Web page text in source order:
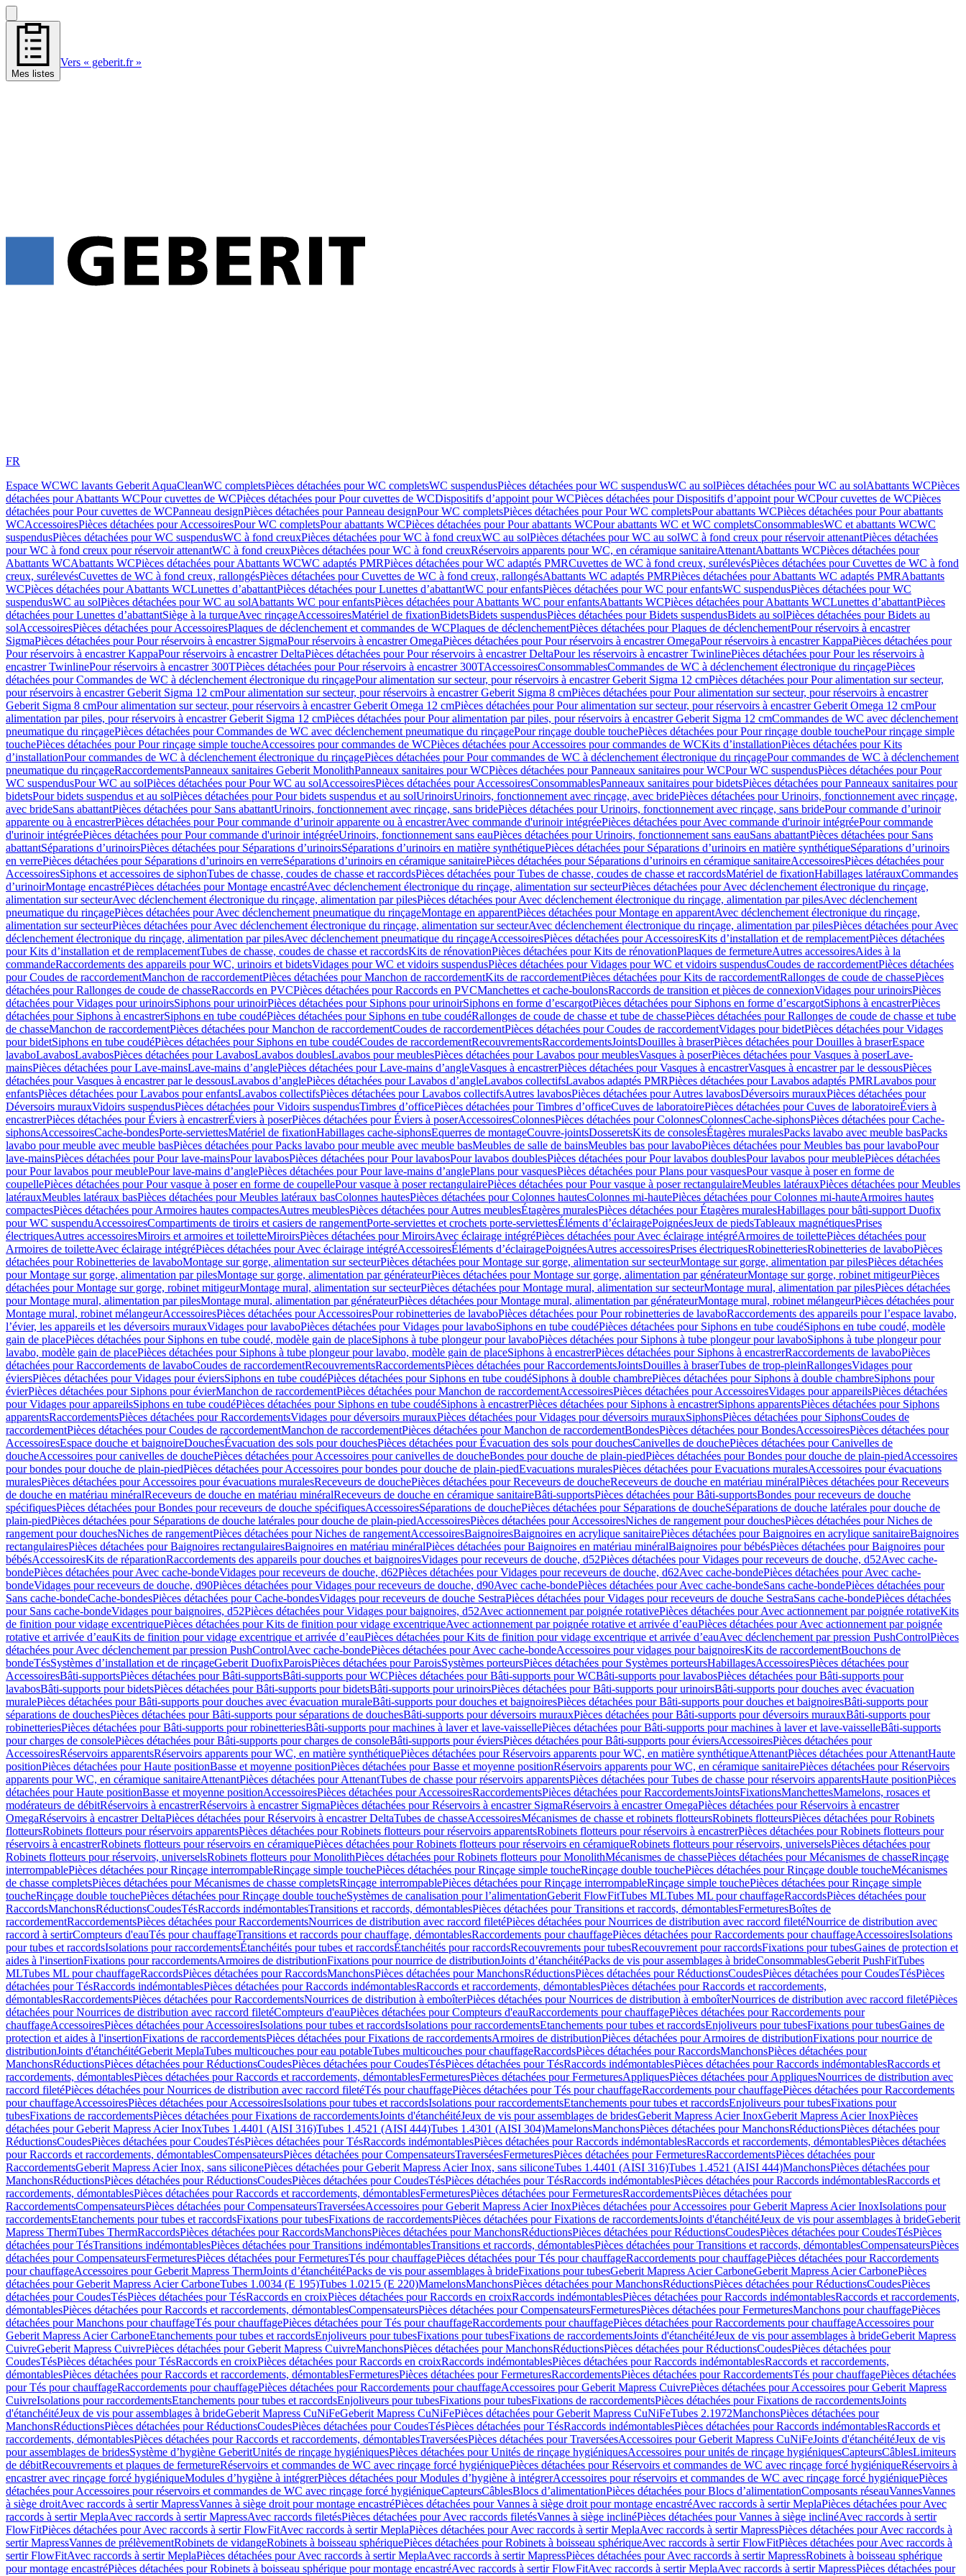
Mes listes
Vers « geberit.fr »
FR
Espace WCWC lavants Geberit AquaCleanWC completsPièces détachées pour WC completsWC suspendusPièces détachées pour WC suspendusWC au solPièces détachées pour WC au solAbattants WCPièces
détachées pour Abattants WCPour cuvettes de WCPièces détachées pour Pour cuvettes de WCDispositifs d’appoint pour WCPièces détachées pour Dispositifs d’appoint pour WCPour cuvettes de WCPièces
détachées pour Pour cuvettes de WCPanneau designPièces détachées pour Panneau designPour WC completsPièces détachées pour Pour WC completsPour abattants WCPièces détachées pour Pour abattants
WCAccessoiresPièces détachées pour AccessoiresPour WC completsPour abattants WCPièces détachées pour Pour abattants WCPour abattants WC et WC completsConsommablesWC et abattants WCWC
suspendusPièces détachées pour WC suspendusWC à fond creuxPièces détachées pour WC à fond creuxWC au solPièces détachées pour WC au solWC à fond creux pour réservoir attenantPièces détachées
pour WC à fond creux pour réservoir attenantWC à fond creuxPièces détachées pour WC à fond creuxRéservoirs apparents pour WC, en céramique sanitaireAttenantAbattants WCPièces détachées pour
Abattants WCAbattants WCPièces détachées pour Abattants WCWC adaptés PMRPièces détachées pour WC adaptés PMRCuvettes de WC à fond creux, surélevésPièces détachées pour Cuvettes de WC à fond
creux, surélevésCuvettes de WC à fond creux, rallongésPièces détachées pour Cuvettes de WC à fond creux, rallongésAbattants WC adaptés PMRPièces détachées pour Abattants WC adaptés PMRAbattants
WCPièces détachées pour Abattants WCLunettes d’abattantPièces détachées pour Lunettes d’abattantWC pour enfantsPièces détachées pour WC pour enfantsWC suspendusPièces détachées pour WC
suspendusWC au solPièces détachées pour WC au solAbattants WC pour enfantsPièces détachées pour Abattants WC pour enfantsAbattants WCPièces détachées pour Abattants WCLunettes d’abattantPièces
détachées pour Lunettes d’abattantSiège à la turqueAvec rinçageAccessoiresMatériel de fixationBidetsBidets suspendusPièces détachées pour Bidets suspendusBidets au solPièces détachées pour Bidets au
solAccessoiresPièces détachées pour AccessoiresPlaques de déclenchement et commandes de WCPlaques de déclenchementPièces détachées pour Plaques de déclenchementPour réservoirs à encastrer
SigmaPièces détachées pour Pour réservoirs à encastrer SigmaPour réservoirs à encastrer OmegaPièces détachées pour Pour réservoirs à encastrer OmegaPour réservoirs à encastrer KappaPièces détachées pour
Pour réservoirs à encastrer KappaPour réservoirs à encastrer DeltaPièces détachées pour Pour réservoirs à encastrer DeltaPour les réservoirs à encastrer TwinlinePièces détachées pour Pour les réservoirs à
encastrer TwinlinePour réservoirs à encastrer 300TPièces détachées pour Pour réservoirs à encastrer 300TAccessoiresConsommablesCommandes de WC à déclenchement électronique du rinçagePièces
détachées pour Commandes de WC à déclenchement électronique du rinçagePour alimentation sur secteur, pour réservoirs à encastrer Geberit Sigma 12 cmPièces détachées pour Pour alimentation sur secteur,
pour réservoirs à encastrer Geberit Sigma 12 cmPour alimentation sur secteur, pour réservoirs à encastrer Geberit Sigma 8 cmPièces détachées pour Pour alimentation sur secteur, pour réservoirs à encastrer
Geberit Sigma 8 cmPour alimentation sur secteur, pour réservoirs à encastrer Geberit Omega 12 cmPièces détachées pour Pour alimentation sur secteur, pour réservoirs à encastrer Geberit Omega 12 cmPour
alimentation par piles, pour réservoirs à encastrer Geberit Sigma 12 cmPièces détachées pour Pour alimentation par piles, pour réservoirs à encastrer Geberit Sigma 12 cmCommandes de WC avec déclenchement
pneumatique du rinçagePièces détachées pour Commandes de WC avec déclenchement pneumatique du rinçagePour rinçage double touchePièces détachées pour Pour rinçage double touchePour rinçage simple
touchePièces détachées pour Pour rinçage simple toucheAccessoires pour commandes de WCPièces détachées pour Accessoires pour commandes de WCKits d’installationPièces détachées pour Kits
d’installationPour commandes de WC à déclenchement électronique du rinçagePièces détachées pour Pour commandes de WC à déclenchement électronique du rinçagePour commandes de WC à déclenchement
pneumatique du rinçageRaccordementsPanneaux sanitaires Geberit MonolithPanneaux sanitaires pour WCPièces détachées pour Panneaux sanitaires pour WCPour WC suspendusPièces détachées pour Pour
WC suspendusPour WC au solPièces détachées pour Pour WC au solAccessoiresPièces détachées pour AccessoiresConsommablesPanneaux sanitaires pour bidetsPièces détachées pour Panneaux sanitaires pour
bidetsPour bidets suspendus et au solPièces détachées pour Pour bidets suspendus et au solUrinoirsUrinoirs, fonctionnement avec rinçage, avec bridePièces détachées pour Urinoirs, fonctionnement avec rinçage,
avec brideSans abattantPièces détachées pour Sans abattantUrinoirs, fonctionnement avec rinçage, sans bridePièces détachées pour Urinoirs, fonctionnement avec rinçage, sans bridePour commande d’urinoir
apparente ou à encastrerPièces détachées pour Pour commande d’urinoir apparente ou à encastrerAvec commande d'urinoir intégréePièces détachées pour Avec commande d'urinoir intégréePour commande
d'urinoir intégréePièces détachées pour Pour commande d'urinoir intégréeUrinoirs, fonctionnement sans eauPièces détachées pour Urinoirs, fonctionnement sans eauSans abattantPièces détachées pour Sans
abattantSéparations d’urinoirsPièces détachées pour Séparations d’urinoirsSéparations d’urinoirs en matière synthétiquePièces détachées pour Séparations d’urinoirs en matière synthétiqueSéparations d’urinoirs
en verrePièces détachées pour Séparations d’urinoirs en verreSéparations d’urinoirs en céramique sanitairePièces détachées pour Séparations d’urinoirs en céramique sanitaireAccessoiresPièces détachées pour
AccessoiresSiphons et accessoires de siphonTubes de chasse, coudes de chasse et raccordsPièces détachées pour Tubes de chasse, coudes de chasse et raccordsMatériel de fixationHabillages latérauxCommandes
dʼurinoirMontage encastréPièces détachées pour Montage encastréAvec déclenchement électronique du rinçage, alimentation sur secteurPièces détachées pour Avec déclenchement électronique du rinçage,
alimentation sur secteurAvec déclenchement électronique du rinçage, alimentation par pilesPièces détachées pour Avec déclenchement électronique du rinçage, alimentation par pilesAvec déclenchement
pneumatique du rinçagePièces détachées pour Avec déclenchement pneumatique du rinçageMontage en apparentPièces détachées pour Montage en apparentAvec déclenchement électronique du rinçage,
alimentation sur secteurPièces détachées pour Avec déclenchement électronique du rinçage, alimentation sur secteurAvec déclenchement électronique du rinçage, alimentation par pilesPièces détachées pour Avec
déclenchement électronique du rinçage, alimentation par pilesAvec déclenchement pneumatique du rinçageAccessoiresPièces détachées pour AccessoiresKits d’installation et de remplacementPièces détachées
pour Kits d’installation et de remplacementTubes de chasse, coudes de chasse et raccordsKits de rénovationPièces détachées pour Kits de rénovationPlaques de fermetureAutres accessoiresAides à la
commandeRaccordements des appareils pour WC, urinoirs et bidetsVidages pour WC et vidoirs suspendusPièces détachées pour Vidages pour WC et vidoirs suspendusCoudes de raccordementPièces détachées
pour Coudes de raccordementManchon de raccordementPièces détachées pour Manchon de raccordementKits de raccordementPièces détachées pour Kits de raccordementRallonges de coude de chassePièces
détachées pour Rallonges de coude de chasseRaccords en PVCPièces détachées pour Raccords en PVCManchettes et cache-boulonsRaccords de transition et pièces de connexionVidages pour urinoirsPièces
détachées pour Vidages pour urinoirsSiphons pour urinoirPièces détachées pour Siphons pour urinoirSiphons en forme d’escargotPièces détachées pour Siphons en forme d’escargotSiphons à encastrerPièces
détachées pour Siphons à encastrerSiphons en tube coudéPièces détachées pour Siphons en tube coudéRallonges de coude de chasse et tube de chassePièces détachées pour Rallonges de coude de chasse et tube
de chasseManchon de raccordementPièces détachées pour Manchon de raccordementCoudes de raccordementPièces détachées pour Coudes de raccordementVidages pour bidetPièces détachées pour Vidages
pour bidetSiphons en tube coudéPièces détachées pour Siphons en tube coudéCoudes de raccordementRecouvrementsRaccordementsJointsDouilles à braserPièces détachées pour Douilles à braserEspace
lavaboLavabosLavabosPièces détachées pour LavabosLavabos doublesLavabos pour meublesPièces détachées pour Lavabos pour meublesVasques à poserPièces détachées pour Vasques à poserLave-
mainsPièces détachées pour Lave-mainsLave-mains d’anglePièces détachées pour Lave-mains d’angleVasques à encastrerPièces détachées pour Vasques à encastrerVasques à encastrer par le dessousPièces
détachées pour Vasques à encastrer par le dessousLavabos d’anglePièces détachées pour Lavabos d’angleLavabos collectifsLavabos adaptés PMRPièces détachées pour Lavabos adaptés PMRLavabos pour
enfantsPièces détachées pour Lavabos pour enfantsLavabos collectifsPièces détachées pour Lavabos collectifsAutres lavabosPièces détachées pour Autres lavabosDéversoirs murauxPièces détachées pour
Déversoirs murauxVidoirs suspendusPièces détachées pour Vidoirs suspendusTimbres dʼofficePièces détachées pour Timbres dʼofficeCuves de laboratoirePièces détachées pour Cuves de laboratoireÉviers à
encastrerPièces détachées pour Éviers à encastrerÉviers à poserPièces détachées pour Éviers à poserAccessoiresColonnesPièces détachées pour ColonnesColonnesCache-siphonsPièces détachées pour Cache-
siphonsAccessoiresCache-bondesPorte-serviettesMatériel de fixationHabillages cache-siphonsEquerres de montageCouvre-jointsDosseretsKits de consolesÉtagères muralesPacks lavabo avec meuble basPacks
lavabo pour meuble avec meuble basPièces détachées pour Packs lavabo pour meuble avec meuble basMeubles de salle de bainsMeubles bas pour lavaboPièces détachées pour Meubles bas pour lavaboPour
lave-mainsPièces détachées pour Pour lave-mainsPour lavabosPièces détachées pour Pour lavabosPour lavabos doublesPièces détachées pour Pour lavabos doublesPour lavabos pour meublePièces détachées
pour Pour lavabos pour meublePour lave-mains d’anglePièces détachées pour Pour lave-mains d’anglePlans pour vasquesPièces détachées pour Plans pour vasquesPour vasque à poser en forme de
coupellePièces détachées pour Pour vasque à poser en forme de coupellePour vasque à poser rectangulairePièces détachées pour Pour vasque à poser rectangulaireMeubles latérauxPièces détachées pour Meubles
latérauxMeubles latéraux basPièces détachées pour Meubles latéraux basColonnes hautesPièces détachées pour Colonnes hautesColonnes mi-hautePièces détachées pour Colonnes mi-hauteArmoires hautes
compactesPièces détachées pour Armoires hautes compactesAutres meublesPièces détachées pour Autres meublesÉtagères muralesPièces détachées pour Étagères muralesHabillages pour bâti-support Duofix
pour WC suspenduAccessoiresCompartiments de tiroirs et casiers de rangementPorte-serviettes et crochets porte-serviettesÉléments d’éclairagePoignéesJeux de piedsTableaux magnétiquesPrises
électriquesAutres accessoiresMiroirs et armoires et toiletteMiroirsPièces détachées pour MiroirsAvec éclairage intégréPièces détachées pour Avec éclairage intégréArmoires de toilettePièces détachées pour
Armoires de toiletteAvec éclairage intégréPièces détachées pour Avec éclairage intégréAccessoiresÉléments d’éclairagePoignéesAutres accessoiresPrises électriquesRobinetteriesRobinetteries de lavaboPièces
détachées pour Robinetteries de lavaboMontage sur gorge, alimentation sur secteurPièces détachées pour Montage sur gorge, alimentation sur secteurMontage sur gorge, alimentation par pilesPièces détachées
pour Montage sur gorge, alimentation par pilesMontage sur gorge, alimentation par générateurPièces détachées pour Montage sur gorge, alimentation par générateurMontage sur gorge, robinet mitigeurPièces
détachées pour Montage sur gorge, robinet mitigeurMontage mural, alimentation sur secteurPièces détachées pour Montage mural, alimentation sur secteurMontage mural, alimentation par pilesPièces détachées
pour Montage mural, alimentation par pilesMontage mural, alimentation par générateurPièces détachées pour Montage mural, alimentation par générateurMontage mural, robinet mélangeurPièces détachées pour
Montage mural, robinet mélangeurAccessoiresPièces détachées pour AccessoiresPour robinetteries de lavaboPièces détachées pour Pour robinetteries de lavaboRaccordements des appareils pour l’espace lavabo,
l’évier, les appareils et les déversoirs murauxVidages pour lavaboPièces détachées pour Vidages pour lavaboSiphons en tube coudéPièces détachées pour Siphons en tube coudéSiphons en tube coudé, modèle
gain de placePièces détachées pour Siphons en tube coudé, modèle gain de placeSiphons à tube plongeur pour lavaboPièces détachées pour Siphons à tube plongeur pour lavaboSiphons à tube plongeur pour
lavabo, modèle gain de placePièces détachées pour Siphons à tube plongeur pour lavabo, modèle gain de placeSiphons à encastrerPièces détachées pour Siphons à encastrerRaccordements de lavaboPièces
détachées pour Raccordements de lavaboCoudes de raccordementRecouvrementsRaccordementsPièces détachées pour RaccordementsJointsDouilles à braserTubes de trop-pleinRallongesVidages pour
éviersPièces détachées pour Vidages pour éviersSiphons en tube coudéPièces détachées pour Siphons en tube coudéSiphons à double chambrePièces détachées pour Siphons à double chambreSiphons pour
évierPièces détachées pour Siphons pour évierManchon de raccordementPièces détachées pour Manchon de raccordementAccessoiresPièces détachées pour AccessoiresVidages pour appareilsPièces détachées
pour Vidages pour appareilsSiphons en tube coudéPièces détachées pour Siphons en tube coudéSiphons à encastrerPièces détachées pour Siphons à encastrerSiphons apparentsPièces détachées pour Siphons
apparentsRaccordementsPièces détachées pour RaccordementsVidages pour déversoirs murauxPièces détachées pour Vidages pour déversoirs murauxSiphonsPièces détachées pour SiphonsCoudes de
raccordementPièces détachées pour Coudes de raccordementManchon de raccordementPièces détachées pour Manchon de raccordementBondesPièces détachées pour BondesAccessoiresPièces détachées pour
AccessoiresEspace douche et baignoireDouchesÉvacuation des sols pour douchesPièces détachées pour Évacuation des sols pour douchesCanivelles de douchePièces détachées pour Canivelles de
doucheAccessoires pour canivelles de douchePièces détachées pour Accessoires pour canivelles de doucheBondes pour douche de plain-piedPièces détachées pour Bondes pour douche de plain-piedAccessoires
pour bondes pour douche de plain-piedPièces détachées pour Accessoires pour bondes pour douche de plain-piedEvacuations muralesPièces détachées pour Evacuations muralesAccessoires pour évacuations
muralesPièces détachées pour Accessoires pour évacuations muralesReceveurs de douchePièces détachées pour Receveurs de doucheReceveurs de douche en matériau minéralPièces détachées pour Receveurs
de douche en matériau minéralReceveurs de douche en matériau minéralReceveurs de douche en céramique sanitaireBâti-supportsPièces détachées pour Bâti-supportsBondes pour receveurs de douche
spécifiquesPièces détachées pour Bondes pour receveurs de douche spécifiquesAccessoiresSéparations de douchePièces détachées pour Séparations de doucheSéparations de douche latérales pour douche de
plain-piedPièces détachées pour Séparations de douche latérales pour douche de plain-piedAccessoiresPièces détachées pour AccessoiresNiches de rangement pour douchesPièces détachées pour Niches de
rangement pour douchesNiches de rangementPièces détachées pour Niches de rangementAccessoiresBaignoiresBaignoires en acrylique sanitairePièces détachées pour Baignoires en acrylique sanitaireBaignoires
rectangulairesPièces détachées pour Baignoires rectangulairesBaignoires en matériau minéralPièces détachées pour Baignoires en matériau minéralBaignoires pour bébésPièces détachées pour Baignoires pour
bébésAccessoiresKits de réparationRaccordements des appareils pour douches et baignoiresVidages pour receveurs de douche, d52Pièces détachées pour Vidages pour receveurs de douche, d52Avec cache-
bondePièces détachées pour Avec cache-bondeVidages pour receveurs de douche, d62Pièces détachées pour Vidages pour receveurs de douche, d62Avec cache-bondePièces détachées pour Avec cache-
bondeVidages pour receveurs de douche, d90Pièces détachées pour Vidages pour receveurs de douche, d90Avec cache-bondePièces détachées pour Avec cache-bondeSans cache-bondePièces détachées pour
Sans cache-bondeCache-bondesPièces détachées pour Cache-bondesVidages pour receveurs de douche SestraPièces détachées pour Vidages pour receveurs de douche SestraSans cache-bondePièces détachées
pour Sans cache-bondeVidages pour baignoires, d52Pièces détachées pour Vidages pour baignoires, d52Avec actionnement par poignée rotativePièces détachées pour Avec actionnement par poignée rotativeKits
de finition pour vidage excentriquePièces détachées pour Kits de finition pour vidage excentriqueAvec actionnement par poignée rotative et arrivée d’eauPièces détachées pour Avec actionnement par poignée
rotative et arrivée d’eauKits de finition pour vidage excentrique et arrivée d’eauPièces détachées pour Kits de finition pour vidage excentrique et arrivée d’eauAvec déclenchement par pression PushControlPièces
détachées pour Avec déclenchement par pression PushControlAvec cache-bondePièces détachées pour Avec cache-bondeAccessoires pour vidages pour baignoiresKits de raccordementBouchons de
bondeTésSystèmes d’installation et de rinçageGeberit DuofixParoisPièces détachées pour ParoisSystèmes porteursPièces détachées pour Systèmes porteursHabillagesAccessoiresPièces détachées pour
AccessoiresBâti-supportsPièces détachées pour Bâti-supportsBâti-supports pour WCPièces détachées pour Bâti-supports pour WCBâti-supports pour lavabosPièces détachées pour Bâti-supports pour
lavabosBâti-supports pour bidetsPièces détachées pour Bâti-supports pour bidetsBâti-supports pour urinoirsPièces détachées pour Bâti-supports pour urinoirsBâti-supports pour douches avec évacuation
muralePièces détachées pour Bâti-supports pour douches avec évacuation muraleBâti-supports pour douches et baignoiresPièces détachées pour Bâti-supports pour douches et baignoiresBâti-supports pour
séparations de douchesPièces détachées pour Bâti-supports pour séparations de douchesBâti-supports pour déversoirs murauxPièces détachées pour Bâti-supports pour déversoirs murauxBâti-supports pour
robinetteriesPièces détachées pour Bâti-supports pour robinetteriesBâti-supports pour machines à laver et lave-vaissellePièces détachées pour Bâti-supports pour machines à laver et lave-vaisselleBâti-supports
pour charges de consolePièces détachées pour Bâti-supports pour charges de consoleBâti-supports pour éviersPièces détachées pour Bâti-supports pour éviersAccessoiresPièces détachées pour
AccessoiresRéservoirs apparentsRéservoirs apparents pour WC, en matière synthétiquePièces détachées pour Réservoirs apparents pour WC, en matière synthétiqueAttenantPièces détachées pour AttenantHaute
positionPièces détachées pour Haute positionBasse et moyenne positionPièces détachées pour Basse et moyenne positionRéservoirs apparents pour WC, en céramique sanitairePièces détachées pour Réservoirs
apparents pour WC, en céramique sanitaireAttenantPièces détachées pour AttenantTubes de chasse pour réservoirs apparentsPièces détachées pour Tubes de chasse pour réservoirs apparentsHaute positionPièces
détachées pour Haute positionBasse et moyenne positionAccessoiresPièces détachées pour AccessoiresRaccordementsPièces détachées pour RaccordementsJointsFixationsManchettesMamelons, rosaces et
modérateurs de débitRéservoirs à encastrerRéservoirs à encastrer SigmaPièces détachées pour Réservoirs à encastrer SigmaRéservoirs à encastrer OmegaPièces détachées pour Réservoirs à encastrer
OmegaRéservoirs à encastrer DeltaPièces détachées pour Réservoirs à encastrer DeltaTubes de chasseAccessoiresMécanismes de chasse et robinets flotteursRobinets flotteursPièces détachées pour Robinets
flotteursRobinets flotteurs pour réservoirs apparentsPièces détachées pour Robinets flotteurs pour réservoirs apparentsRobinets flotteurs pour réservoirs à encastrerPièces détachées pour Robinets flotteurs pour
réservoirs à encastrerRobinets flotteurs pour réservoirs en céramiquePièces détachées pour Robinets flotteurs pour réservoirs en céramiqueRobinets flotteurs pour réservoirs, universelsPièces détachées pour
Robinets flotteurs pour réservoirs, universelsRobinets flotteurs pour MonolithPièces détachées pour Robinets flotteurs pour MonolithMécanismes de chassePièces détachées pour Mécanismes de chasseRinçage
interrompablePièces détachées pour Rinçage interrompableRinçage simple touchePièces détachées pour Rinçage simple toucheRinçage double touchePièces détachées pour Rinçage double toucheMécanismes
de chasse completsPièces détachées pour Mécanismes de chasse completsRinçage interrompablePièces détachées pour Rinçage interrompableRinçage simple touchePièces détachées pour Rinçage simple
toucheRinçage double touchePièces détachées pour Rinçage double toucheSystèmes de canalisation pour l’alimentationGeberit FlowFitTubes MLTubes ML pour chauffageRaccordsPièces détachées pour
RaccordsManchonsRéductionsCoudesTésRaccords indémontablesTransitions et raccords, démontablesPièces détachées pour Transitions et raccords, démontablesFermeturesBoîtes de
raccordementRaccordementsPièces détachées pour RaccordementsNourrices de distribution avec raccord filetéPièces détachées pour Nourrices de distribution avec raccord filetéNourrice de distribution avec
raccord à sertirCompteurs d'eauTés pour chauffageTransitions et raccords pour chauffage, démontablesRaccordements pour chauffagePièces détachées pour Raccordements pour chauffageAccessoiresIsolations
pour tubes et raccordsIsolations pour raccordementsÉtanchéités pour tubes et raccordsÉtanchéités pour raccordsRecouvrements pour tubesRecouvrement pour raccordsFixations pour tubesGaines de protection et
aides à l'insertionFixations pour raccordementsArmoires de distributionFixations pour nourrice de distributionJoints d’étanchéitéPacks de vis pour assemblages à brideConsommablesGeberit PushFitTubes
MLTubes ML pour chauffageRaccordsPièces détachées pour RaccordsManchonsPièces détachées pour ManchonsRéductionsPièces détachées pour RéductionsCoudesPièces détachées pour CoudesTésPièces
détachées pour TésRaccords indémontablesPièces détachées pour Raccords indémontablesRaccords et raccordements, démontablesPièces détachées pour Raccords et raccordements,
démontablesRaccordementsPièces détachées pour RaccordementsNourrices de distribution à emboîterPièces détachées pour Nourrices de distribution à emboîterNourrices de distribution avec raccord filetéPièces
détachées pour Nourrices de distribution avec raccord filetéCompteurs d'eauPièces détachées pour Compteurs d'eauRaccordements pour chauffagePièces détachées pour Raccordements pour
chauffageAccessoiresPièces détachées pour AccessoiresIsolations pour tubes et raccordsIsolations pour raccordementsEtanchements pour tubes et raccordsEnjoliveurs pour tubesFixations pour tubesGaines de
protection et aides à l'insertionFixations de raccordementsPièces détachées pour Fixations de raccordementsArmoires de distributionPièces détachées pour Armoires de distributionFixations pour nourrice de
distributionJoints d'étanchéitéGeberit MeplaTubes multicouches pour eau potableTubes multicouches pour chauffageRaccordsPièces détachées pour RaccordsManchonsPièces détachées pour
ManchonsRéductionsPièces détachées pour RéductionsCoudesPièces détachées pour CoudesTésPièces détachées pour TésRaccords indémontablesPièces détachées pour Raccords indémontablesRaccords et
raccordements, démontablesPièces détachées pour Raccords et raccordements, démontablesFermeturesPièces détachées pour FermeturesAppliquesPièces détachées pour AppliquesNourrices de distribution avec
raccord filetéPièces détachées pour Nourrices de distribution avec raccord filetéTés pour chauffagePièces détachées pour Tés pour chauffageRaccordements pour chauffagePièces détachées pour Raccordements
pour chauffageAccessoiresPièces détachées pour AccessoiresIsolations pour tubes et raccordsIsolations pour raccordementsEtanchements pour tubes et raccordsEnjoliveurs pour tubesFixations pour
tubesFixations de raccordementsPièces détachées pour Fixations de raccordementsJoints d'étanchéitéJeux de vis pour assemblages de bridesGeberit Mapress Acier InoxGeberit Mapress Acier InoxPièces
détachées pour Geberit Mapress Acier InoxTubes 1.4401 (AISI 316)Tubes 1.4521 (AISI 444)Tubes 1.4301 (AISI 304)MamelonsManchonsPièces détachées pour ManchonsRéductionsPièces détachées pour
RéductionsCoudesPièces détachées pour CoudesTésPièces détachées pour TésRaccords indémontablesPièces détachées pour Raccords indémontablesRaccords et raccordements, démontablesPièces détachées
pour Raccords et raccordements, démontablesCompensateursPièces détachées pour CompensateursTraverséesFermeturesPièces détachées pour FermeturesRaccordementsPièces détachées pour
RaccordementsGeberit Mapress Acier Inox, sans siliconePièces détachées pour Geberit Mapress Acier Inox, sans siliconeTubes 1.4401 (AISI 316)Tubes 1.4521 (AISI 444)ManchonsPièces détachées pour
ManchonsRéductionsPièces détachées pour RéductionsCoudesPièces détachées pour CoudesTésPièces détachées pour TésRaccords indémontablesPièces détachées pour Raccords indémontablesRaccords et
raccordements, démontablesPièces détachées pour Raccords et raccordements, démontablesFermeturesPièces détachées pour FermeturesRaccordementsPièces détachées pour
RaccordementsCompensateursPièces détachées pour CompensateursTraverséesAccessoires pour Geberit Mapress Acier InoxPièces détachées pour Accessoires pour Geberit Mapress Acier InoxIsolations pour
raccordementsEtanchements pour tubes et raccordsFixations pour tubesFixations de raccordementsPièces détachées pour Fixations de raccordementsJoints d'étanchéitéJeux de vis pour assemblages à brideGeberit
Mapress ThermTubes ThermRaccordsPièces détachées pour RaccordsManchonsPièces détachées pour ManchonsRéductionsPièces détachées pour RéductionsCoudesPièces détachées pour CoudesTésPièces
détachées pour TésTransitions indémontablesPièces détachées pour Transitions indémontablesTransitions et raccords, démontablesPièces détachées pour Transitions et raccords, démontablesCompensateursPièces
détachées pour CompensateursFermeturesPièces détachées pour FermeturesTés pour chauffagePièces détachées pour Tés pour chauffageRaccordements pour chauffagePièces détachées pour Raccordements
pour chauffageAccessoires pour Geberit Mapress ThermJoints d’étanchéitéPacks de vis pour assemblages à brideFixations pour tubesGeberit Mapress Acier CarboneGeberit Mapress Acier CarbonePièces
détachées pour Geberit Mapress Acier CarboneTubes 1.0034 (E 195)Tubes 1.0215 (E 220)MamelonsManchonsPièces détachées pour ManchonsRéductionsPièces détachées pour RéductionsCoudesPièces
détachées pour CoudesTésPièces détachées pour TésRaccords en croixPièces détachées pour Raccords en croixRaccords indémontablesPièces détachées pour Raccords indémontablesRaccords et raccordements,
démontablesPièces détachées pour Raccords et raccordements, démontablesCompensateursPièces détachées pour CompensateursFermeturesPièces détachées pour FermeturesManchons pour chauffagePièces
détachées pour Manchons pour chauffageTés pour chauffagePièces détachées pour Tés pour chauffageRaccordements pour chauffagePièces détachées pour Raccordements pour chauffageAccessoires pour
Geberit Mapress Acier CarboneEtanchements pour tubes et raccordsEnjoliveurs pour tubesFixations pour tubesFixations de raccordementsJoints d'étanchéitéJeux de vis pour assemblages à brideGeberit Mapress
CuivreGeberit Mapress CuivrePièces détachées pour Geberit Mapress CuivreManchonsPièces détachées pour ManchonsRéductionsPièces détachées pour RéductionsCoudesPièces détachées pour
CoudesTésPièces détachées pour TésRaccords en croixPièces détachées pour Raccords en croixRaccords indémontablesPièces détachées pour Raccords indémontablesRaccords et raccordements,
démontablesPièces détachées pour Raccords et raccordements, démontablesFermeturesPièces détachées pour FermeturesRaccordementsPièces détachées pour RaccordementsTés pour chauffagePièces détachées
pour Tés pour chauffageRaccordements pour chauffagePièces détachées pour Raccordements pour chauffageAccessoires pour Geberit Mapress CuivrePièces détachées pour Accessoires pour Geberit Mapress
CuivreIsolations pour raccordementsEtanchements pour tubes et raccordsEnjoliveurs pour tubesFixations pour tubesFixations de raccordementsPièces détachées pour Fixations de raccordementsJoints
d'étanchéitéJeux de vis pour assemblages à brideGeberit Mapress CuNiFeGeberit Mapress CuNiFePièces détachées pour Geberit Mapress CuNiFeTubes 2.1972ManchonsPièces détachées pour
ManchonsRéductionsPièces détachées pour RéductionsCoudesPièces détachées pour CoudesTésPièces détachées pour TésRaccords indémontablesPièces détachées pour Raccords indémontablesRaccords et
raccordements, démontablesPièces détachées pour Raccords et raccordements, démontablesTraverséesPièces détachées pour TraverséesAccessoires pour Geberit Mapress CuNiFeJoints d'étanchéitéJeux de vis
pour assemblages de bridesSystème d’hygiène GeberitUnités de rinçage hygiéniquesPièces détachées pour Unités de rinçage hygiéniquesAccessoires pour unités de rinçage hygiéniquesCapteursCâblesLimiteurs
de débitRecouvrements et plaques de fermetureRéservoirs et commandes de WC avec rinçage forcé hygiéniquePièces détachées pour Réservoirs et commandes de WC avec rinçage forcé hygiéniqueRéservoirs à
encastrer avec rinçage forcé hygiéniqueModules d’hygiène à intégrerPièces détachées pour Modules d’hygiène à intégrerAccessoires pour réservoirs et commandes de WC avec rinçage forcé hygiéniquePièces
détachées pour Accessoires pour réservoirs et commandes de WC avec rinçage forcé hygiéniqueCapteursCâblesBlocs d’alimentationPièces détachées pour Blocs d’alimentationComposants réseauVannesVannes
à siège droitAvec raccords à sertir MapressVannes à siège droit pour montage encastréPièces détachées pour Vannes à siège droit pour montage encastréAvec raccords à sertir MeplaPièces détachées pour Avec
raccords à sertir MeplaAvec raccords à sertir MapressAvec raccords filetésPièces détachées pour Avec raccords filetésVannes à siège inclinéPièces détachées pour Vannes à siège inclinéAvec raccords à sertir
FlowFitPièces détachées pour Avec raccords à sertir FlowFitAvec raccords à sertir MeplaPièces détachées pour Avec raccords à sertir MeplaAvec raccords à sertir MapressPièces détachées pour Avec raccords à
sertir MapressVannes de prélèvementRobinets de vidangeRobinets à boisseau sphériquePièces détachées pour Robinets à boisseau sphériqueAvec raccords à sertir FlowFitPièces détachées pour Avec raccords à
sertir FlowFitAvec raccords à sertir MeplaPièces détachées pour Avec raccords à sertir MeplaAvec raccords à sertir MapressPièces détachées pour Avec raccords à sertir MapressRobinets à boisseau sphérique
pour montage encastréPièces détachées pour Robinets à boisseau sphérique pour montage encastréAvec raccords à sertir FlowFitAvec raccords à sertir MeplaAvec raccords à sertir MapressPièces détachées pour